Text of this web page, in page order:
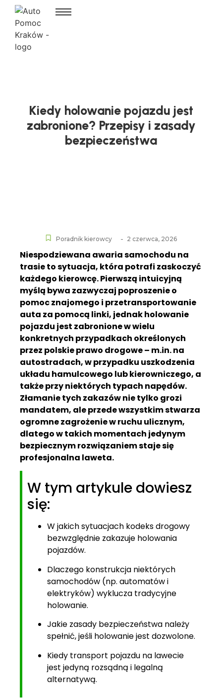
Kiedy holowanie pojazdu jest
zabronione? Przepisy i zasady
bezpieczeństwa
Poradnik kierowcy - 2 czerwca, 2026
Niespodziewana awaria samochodu na
trasie to sytuacja, która potrafi zaskoczyć
każdego kierowcę. Pierwszą intuicyjną
myślą bywa zazwyczaj poproszenie o
pomoc znajomego i przetransportowanie
auta za pomocą linki, jednak holowanie
pojazdu jest zabronione w wielu
konkretnych przypadkach określonych
przez polskie prawo drogowe – m.in. na
autostradach, w przypadku uszkodzenia
układu hamulcowego lub kierowniczego, a
także przy niektórych typach napędów.
Złamanie tych zakazów nie tylko grozi
mandatem, ale przede wszystkim stwarza
ogromne zagrożenie w ruchu ulicznym,
dlatego w takich momentach jedynym
bezpiecznym rozwiązaniem staje się
profesjonalna laweta.
W tym artykule dowiesz
się:
W jakich sytuacjach kodeks drogowy
bezwzględnie zakazuje holowania
pojazdów.
Dlaczego konstrukcja niektórych
samochodów (np. automatów i
elektryków) wyklucza tradycyjne
holowanie.
Jakie zasady bezpieczeństwa należy
spełnić, jeśli holowanie jest dozwolone.
Kiedy transport pojazdu na lawecie
jest jedyną rozsądną i legalną
alternatywą.